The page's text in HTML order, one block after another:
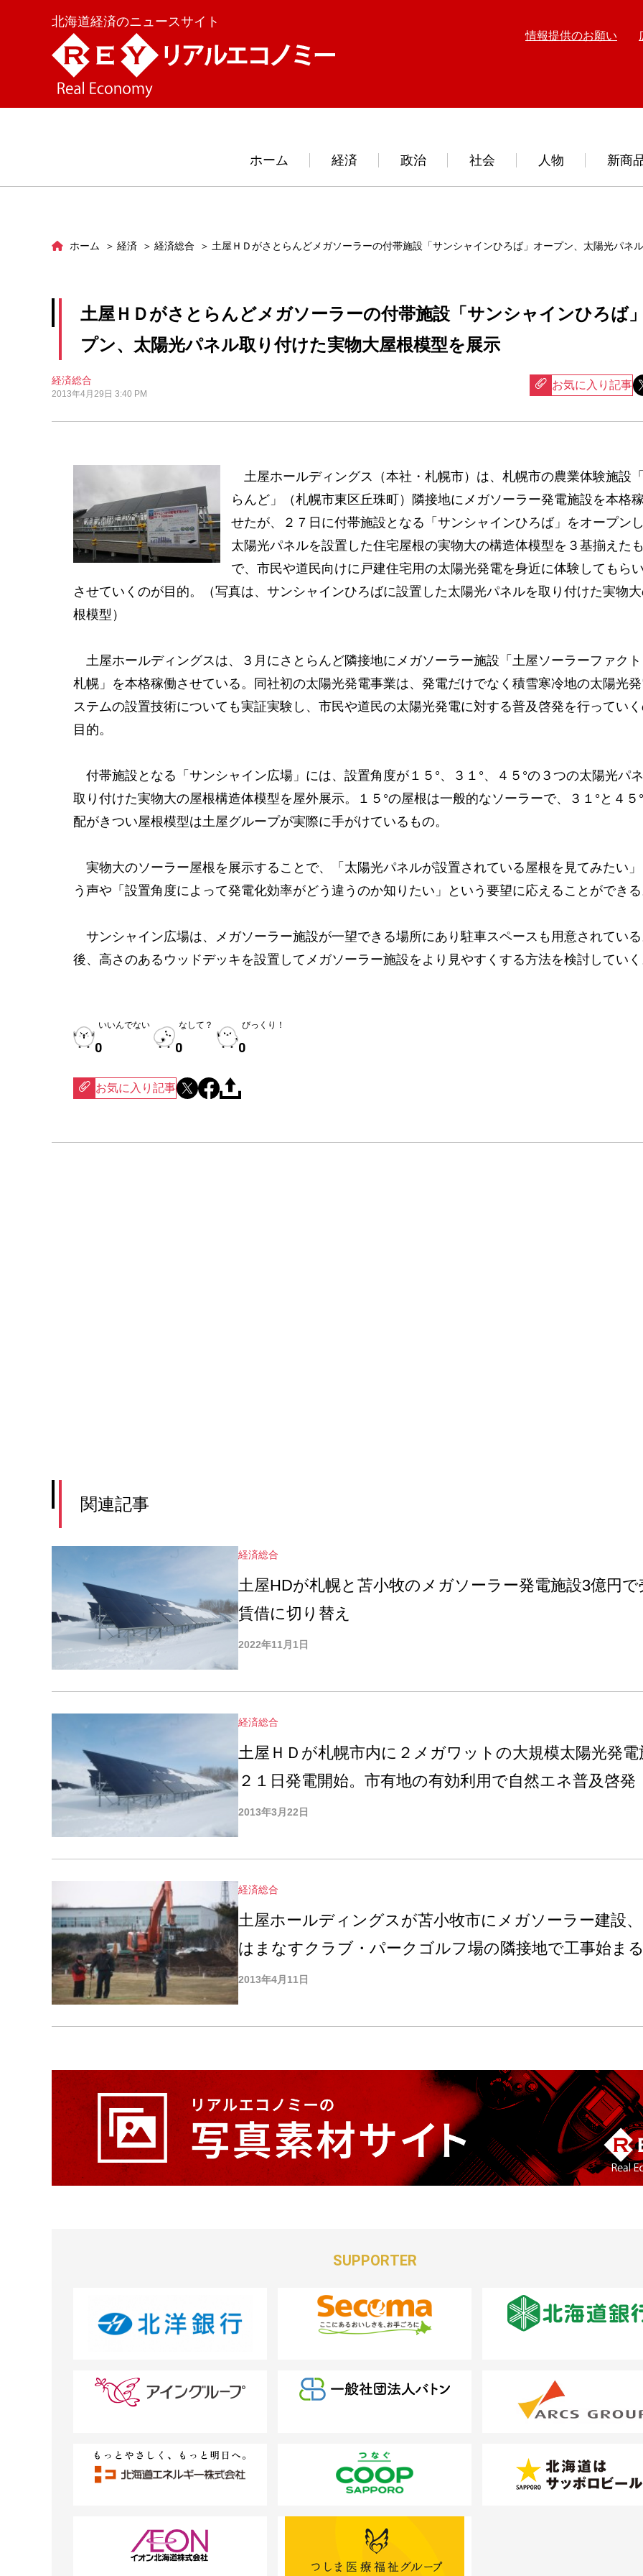
北海道経済のニュースサイト
情報提供のお願い
ホーム 経済 政治 社会 人物 新商
ホーム 経済 経済総合 土屋ＨＤがさとらんどメガソーラーの付帯施設「サンシャインひろば」オープン、太陽光パネ
土屋ＨＤがさとらんどメガソーラーの付帯施設「サンシャインひろば
プン、太陽光パネル取り付けた実物大屋根模型を展示
経済総合
2013年4月29日 3:40 PM
お気に入り記事
土屋ホールディングス（本社・札幌市）は、札幌市の農業体験施設
らんど」（札幌市東区丘珠町）隣接地にメガソーラー発電施設を本格
せたが、２７日に付帯施設となる「サンシャインひろば」をオープン
太陽光パネルを設置した住宅屋根の実物大の構造体模型を３基揃えた
で、市民や道民向けに戸建住宅用の太陽光発電を身近に体験してもら
させていくのが目的。（写真は、サンシャインひろばに設置した太陽光パネルを取り付けた実物
根模型）
土屋ホールディングスは、３月にさとらんど隣接地にメガソーラー施設「土屋ソーラーファク
札幌」を本格稼働させている。同社初の太陽光発電事業は、発電だけでなく積雪寒冷地の太陽光
ステムの設置技術についても実証実験し、市民や道民の太陽光発電に対する普及啓発を行ってい
目的。
付帯施設となる「サンシャイン広場」には、設置角度が１５°、３１°、４５°の３つの太陽光パ
取り付けた実物大の屋根構造体模型を屋外展示。１５°の屋根は一般的なソーラーで、３１°と４５
配がきつい屋根模型は土屋グループが実際に手がけているもの。
実物大のソーラー屋根を展示することで、「太陽光パネルが設置されている屋根を見てみたい
う声や「設置角度によって発電化効率がどう違うのか知りたい」という要望に応えることができ
サンシャイン広場は、メガソーラー施設が一望できる場所にあり駐車スペースも用意されてい
後、高さのあるウッドデッキを設置してメガソーラー施設をより見やすくする方法を検討してい
いいんでない
0
なして？
0
びっくり！
0
お気に入り記事
関連記事
経済総合
土屋HDが札幌と苫小牧のメガソーラー発電施設3億円で
賃借に切り替え
2022年11月1日
経済総合
土屋ＨＤが札幌市内に２メガワットの大規模太陽光発電
２１日発電開始。市有地の有効利用で自然エネ普及啓発
2013年3月22日
経済総合
土屋ホールディングスが苫小牧市にメガソーラー建設
はまなすクラブ・パークゴルフ場の隣接地で工事始ま
2013年4月11日
SUPPORTER